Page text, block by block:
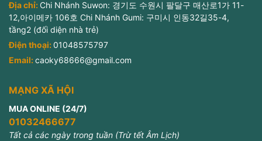
Địa chỉ: Chi Nhánh Suwon: 경기도 수원시 팔달구 매산로1가 11-
12,아이메카 106호 Chi Nhánh Gumi: 구미시 인동32길35-4,
tầng2 (đối diện nhà trẻ)
Điện thoại:01048575797
Email:caoky68666@gmail.com
MẠNG XÃ HỘI
MUA ONLINE (24/7)
01032466677
Tất cả các ngày trong tuần (Trừ tết Âm Lịch)